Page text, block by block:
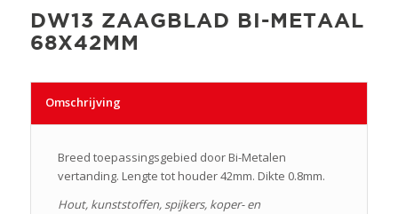
DW13 ZAAGBLAD BI-METAAL
68X42MM
Omschrijving
Breed toepassingsgebied door Bi-Metalen
vertanding. Lengte tot houder 42mm. Dikte 0.8mm.
Hout, kunststoffen, spijkers, koper- en